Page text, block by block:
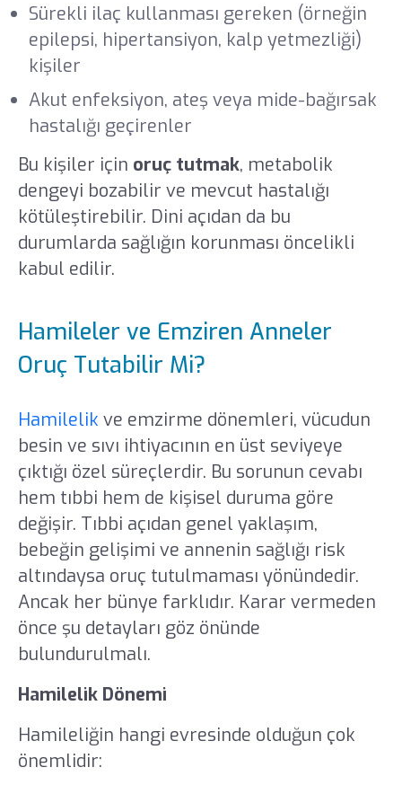
Sürekli ilaç kullanması gereken (örneğin
epilepsi, hipertansiyon, kalp yetmezliği)
kişiler
Akut enfeksiyon, ateş veya mide-bağırsak
hastalığı geçirenler
Bu kişiler için oruç tutmak, metabolik
dengeyi bozabilir ve mevcut hastalığı
kötüleştirebilir. Dini açıdan da bu
durumlarda sağlığın korunması öncelikli
kabul edilir.
Hamileler ve Emziren Anneler
Oruç Tutabilir Mi?
Hamilelik ve emzirme dönemleri, vücudun
besin ve sıvı ihtiyacının en üst seviyeye
çıktığı özel süreçlerdir. Bu sorunun cevabı
hem tıbbi hem de kişisel duruma göre
değişir. Tıbbi açıdan genel yaklaşım,
bebeğin gelişimi ve annenin sağlığı risk
altındaysa oruç tutulmaması yönündedir.
Ancak her bünye farklıdır. Karar vermeden
önce şu detayları göz önünde
bulundurulmalı.
Hamilelik Dönemi
Hamileliğin hangi evresinde olduğun çok
önemlidir: